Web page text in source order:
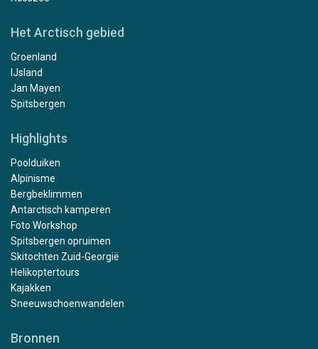
Het Arctisch gebied
Groenland
IJsland
Jan Mayen
Spitsbergen
Highlights
Poolduiken
Alpinisme
Bergbeklimmen
Antarctisch kamperen
Foto Workshop
Spitsbergen opruimen
Skitochten Zuid-Georgië
Helikoptertours
Kajakken
Sneeuwschoenwandelen
Bronnen